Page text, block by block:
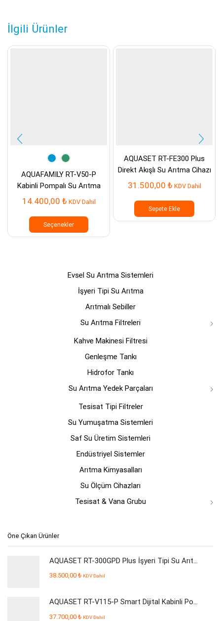
İlgili Ürünler
AQUAFAMILY RT-V50-P
Kabinli Pompalı Su Arıtma
Cihazı
14.400,00 ₺ KDV Dahil
Seçenekler
ürün
sayfasından
seçilebilir
AQUASET RT-FE300 Plus
Direkt Akışlı Su Arıtma Cihazı
31.500,00 ₺ KDV Dahil
Sepete Ekle
Evsel Su Arıtma Sistemleri
İşyeri Tipi Su Arıtma
Arıtmalı Sebiller
Su Arıtma Filtreleri
Kahve Makinesi Filtresi
Genleşme Tankı
Hidrofor Tankı
Su Arıtma Yedek Parçaları
Tesisat Tipi Filtreler
Su Yumuşatma Sistemleri
Saf Su Üretim Sistemleri
Endüstriyel Sistemler
Arıtma Kimyasalları
Su Ölçüm Cihazları
Tesisat & Vana Grubu
Öne Çıkan Ürünler
AQUASET RT-300GPD Plus İşyeri Tipi Su Arıtma Cihazı
38.500,00 ₺ KDV Dahil
AQUASET RT-V115-P Smart Dijital Kabinli Pompalı Su Arıtma Cihazı
37.700,00 ₺ KDV Dahil